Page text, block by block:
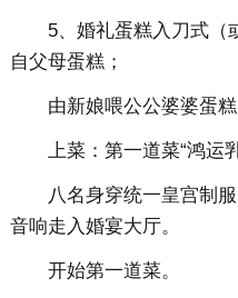
5、婚礼蛋糕入刀式（
自父母蛋糕；
由新娘喂公公婆婆蛋
上菜：第一道菜“鸿运
八名身穿统一皇宫制
音响走入婚宴大厅。
开始第一道菜。